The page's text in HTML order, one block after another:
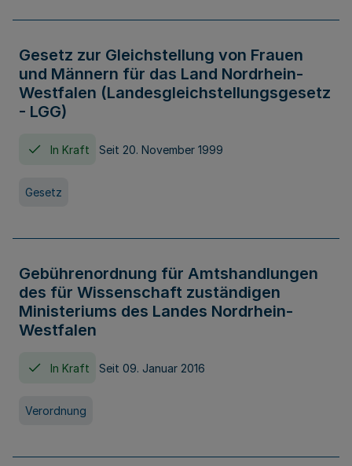
Gesetz zur Gleichstellung von Frauen
und Männern für das Land Nordrhein-
Westfalen (Landesgleichstellungsgesetz
- LGG)
In Kraft Seit 20. November 1999
Gesetz
Gebührenordnung für Amtshandlungen
des für Wissenschaft zuständigen
Ministeriums des Landes Nordrhein-
Westfalen
In Kraft Seit 09. Januar 2016
Verordnung